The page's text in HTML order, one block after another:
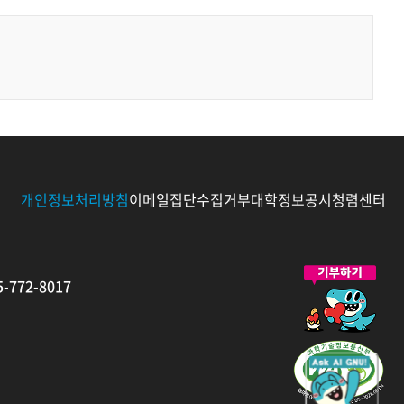
개인정보처리방침이메일집단수집거부대학정보공시청렴센터
772-8017
새
창